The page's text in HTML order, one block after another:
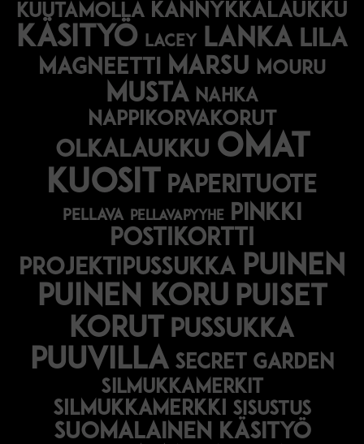
kuutamolla kännykkälaukku
käsityö lacey lanka lila
magneetti marsu mouru
musta nahka
nappikorvakorut
olkalaukku omat
kuosit
paperituote
pellava pellavapyyhe pinkki
postikortti
projektipussukka puinen
puinen koru puiset
korut pussukka
puuvilla secret garden
silmukkamerkit
silmukkamerkki sisustus
suomalainen käsityö